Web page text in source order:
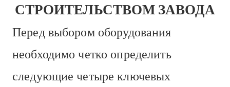
СТРОИТЕЛЬСТВОМ ЗАВОДА
Перед выбором оборудования
необходимо четко определить
следующие четыре ключевых